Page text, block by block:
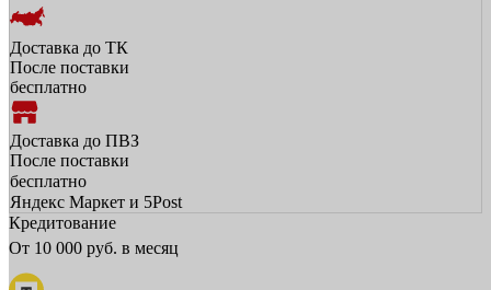
Доставка до ТК
После поставки
бесплатно
Доставка до ПВЗ
После поставки
бесплатно
Яндекс Маркет и 5Post
Кредитование
От 10 000 руб. в месяц